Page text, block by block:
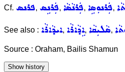
Cf. ܦܪܢܣ, ܦܲܪܢܹܣ, ܦܲܪܢܵܣܵܐ, ܦܲܪܢܘܼܣܹܐ,
See also : ܐܝܕܵܐܪܵܐ, ܐܹܕܵܐܪܵܐ, ܣܵܠܝܼܩܵܐ,
Source : Oraham, Bailis Shamun